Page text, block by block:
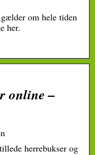
om hele tiden
her.
online –
herrebukser og